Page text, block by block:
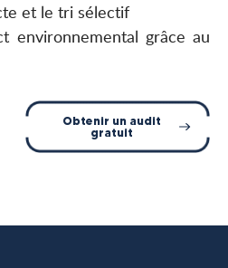
et le tri sélectif
environnemental grâce au
Obtenir un audit
gratuit